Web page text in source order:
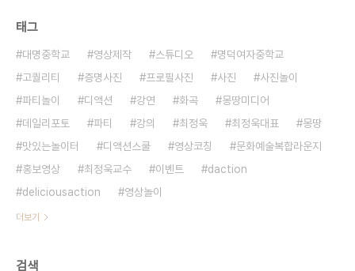
태그
대명중학교 영상제작 스튜디오
명덕여자중학교
고퀄리티
증명사진 프로필사진 사진
사진놀이
파티놀이
디액션 강연 화곡
몽땅미디어
데일리포토
파티 강의 최정욱 최정욱대표
몽땅
맛있는놀이터
디액션스쿨 영상코칭
문화예술복합라운지
홍보영상
최정욱교수 이벤트
daction
deliciousaction
영상놀이
더보기
검색